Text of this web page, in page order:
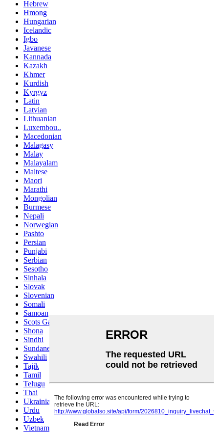
Hebrew
Hmong
Hungarian
Icelandic
Igbo
Javanese
Kannada
Kazakh
Khmer
Kurdish
Kyrgyz
Latin
Latvian
Lithuanian
Luxembou..
Macedonian
Malagasy
Malay
Malayalam
Maltese
Maori
Marathi
Mongolian
Burmese
Nepali
Norwegian
Pashto
Persian
Punjabi
Serbian
Sesotho
Sinhala
Slovak
Slovenian
Somali
Samoan
Scots Gaelic
Shona
Sindhi
Sundanese
Swahili
Tajik
Tamil
Telugu
Thai
Ukrainian
Urdu
Uzbek
Vietnamese